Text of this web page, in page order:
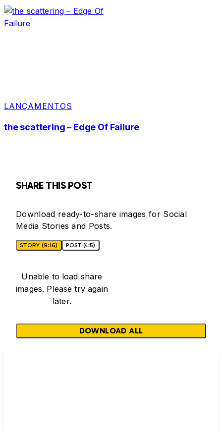
LANÇAMENTOS
the scattering – Edge Of Failure
SHARE THIS POST
Download ready-to-share images for Social
Media Stories and Posts.
STORY (9:16) POST (4:5)
Unable to load share
images. Please try again
later.
DOWNLOAD ALL